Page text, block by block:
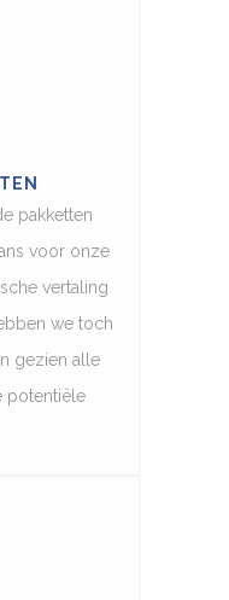
pakketten
voor onze
vertaling
we toch
gezien alle
potentiële